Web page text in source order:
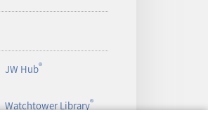
JW Hub®
Watchtower Library®